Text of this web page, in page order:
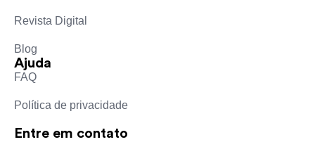
Revista Digital
Blog
Ajuda
FAQ
Política de privacidade
Entre em contato